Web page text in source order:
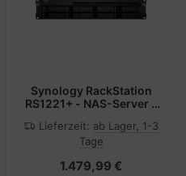
Synology RackStation
RS1221+ - NAS-Server -
Lieferzeit: ab Lager, 1-3
Tage
1.479,99 €